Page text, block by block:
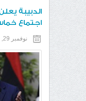
الدبيبة
اجتماع
نوفمبر 29, 2023